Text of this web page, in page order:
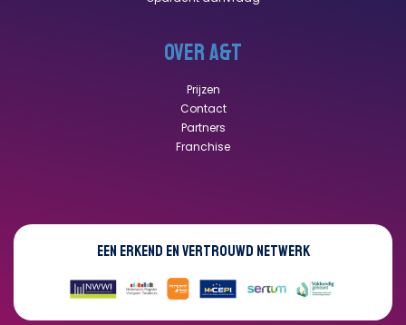
OVER A&T
Prijzen
Contact
Partners
Franchise
EEN ERKEND EN VERTROUWD NETWERK